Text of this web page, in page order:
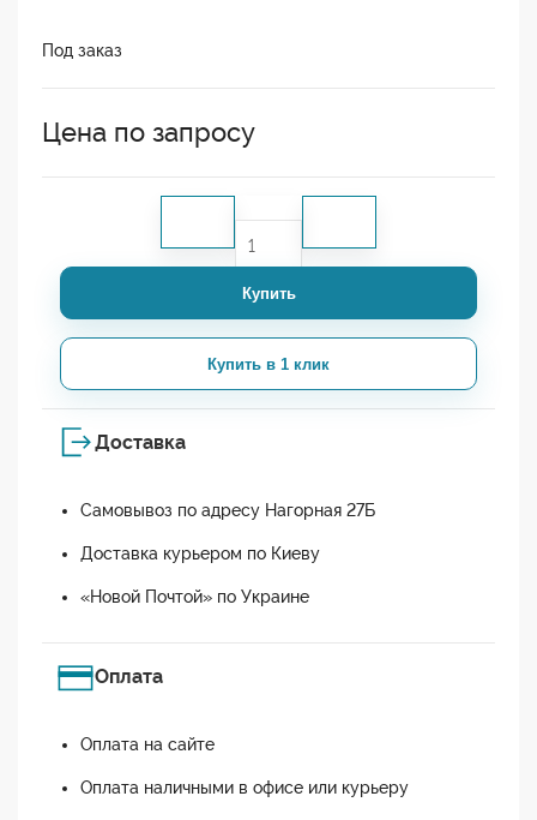
Под заказ
Цена по запросу
Купить
Купить в 1 клик
Доставка
Самовывоз по адресу Нагорная 27Б
Доставка курьером по Киеву
«Новой Почтой» по Украине
Оплата
Оплата на сайте
Оплата наличными в офисе или курьеру